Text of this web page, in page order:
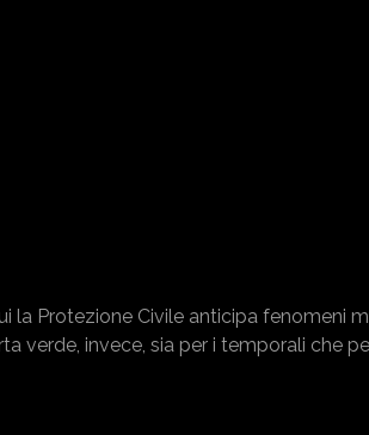
la Protezione Civile anticipa fenomeni
verde, invece, sia per i temporali che